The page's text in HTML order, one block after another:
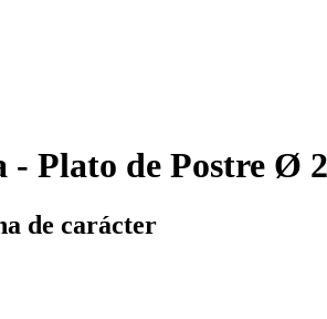
Plato de Postre Ø
de carácter